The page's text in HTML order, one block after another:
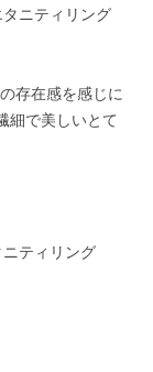
ニティリング
存在感を感じに
細で美しいとて
ティリング